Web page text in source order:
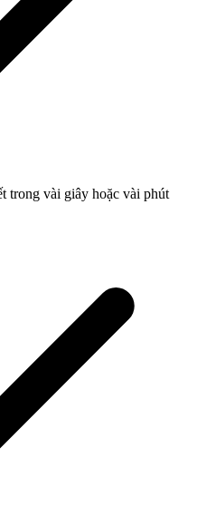
trong vài giây hoặc vài phút